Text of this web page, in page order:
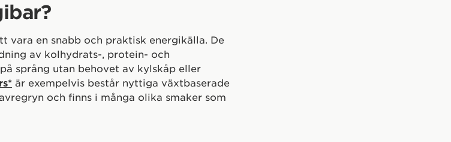
vara en snabb och praktisk energikälla. De
av kolhydrats-, protein- och
språng utan behovet av kylskåp eller
är exempelvis består nyttiga växtbaserade
och finns i många olika smaker som